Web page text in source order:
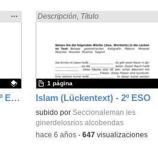
Islam (Kreuzworträtsel) - 2º ESO
Mostrar
la
…
Islam (Lückentext) - 2º ESO
Encontrado «islamismo» en:
Descripción Título
Contenido educativo.
subido por Seccionaleman ies
ginerdelosrios alcobendas
1 página
-hace 6 años- 647visualizaciones